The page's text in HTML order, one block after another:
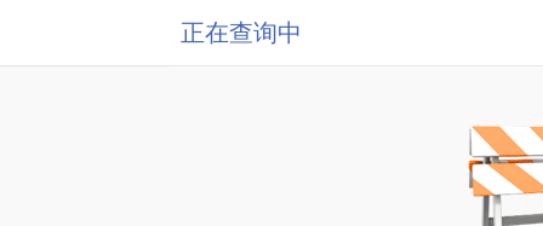
正在查询中